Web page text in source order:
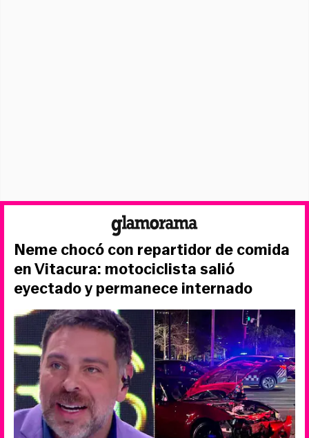
Neme chocó con repartidor de comida
en Vitacura: motociclista salió
eyectado y permanece internado